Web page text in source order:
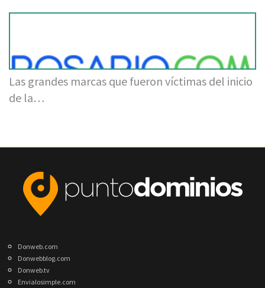
Las grandes marcas que fueron víctimas del inicio
de la…
Donweb.com
Donwebblog.com
Donweb.tv
Envialosimple.com